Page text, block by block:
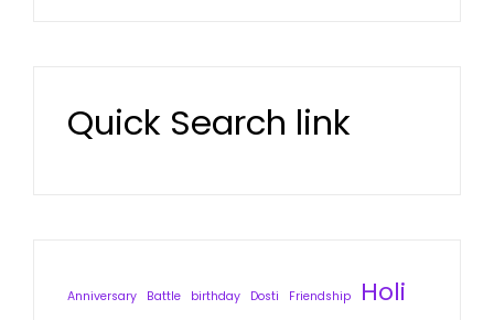
Quick Search link
Anniversary Battle birthday Dosti Friendship
Holi